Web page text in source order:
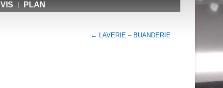
PLAN
← LAVERIE – BUANDERIE